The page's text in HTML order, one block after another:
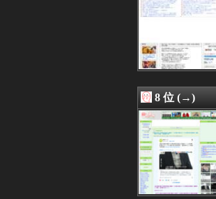
08/07 00:30
08/07 00:29
08/07 00:25
08/07 00:25
08/07 00:22
08/07 00:19
08/07 00:19
08/07 00:18
08/07 00:18
08/07 00:15
08/07 00:15
08/07 00:15
08/07 00:15
08/07 00:13
8 位 (→)